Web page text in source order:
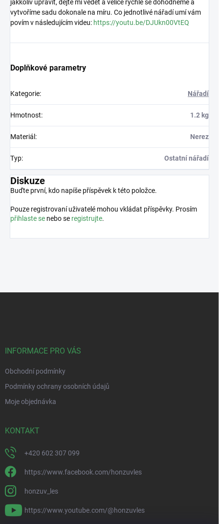
jakkoliv upravit, dejte mi vědět a velice rychle se dohodneme a
vytvoříme sadu dokonale na míru. Co jednotlivé nářadí umí vám
povím v následujícím videu: https://youtu.be/DJUkn00VtEQ
Doplňkové parametry
Kategorie: Nářadí
Hmotnost: 1.2 kg
Materiál : Nerez
Typ: Ostatní nářadí
Diskuze
Buďte první, kdo napíše příspěvek k této položce.
Pouze registrovaní uživatelé mohou vkládat příspěvky. Prosím
přihlaste se nebo se registrujte.
INFORMACE PRO VÁS
Obchodní podmínky
Podmínky ochrany osobních údajů
Moje objednávka
KONTAKT
+420 602 307 099
https://www.facebook.com/honzuvles
honzuv_les
https://www.youtube.com/@honzuvles